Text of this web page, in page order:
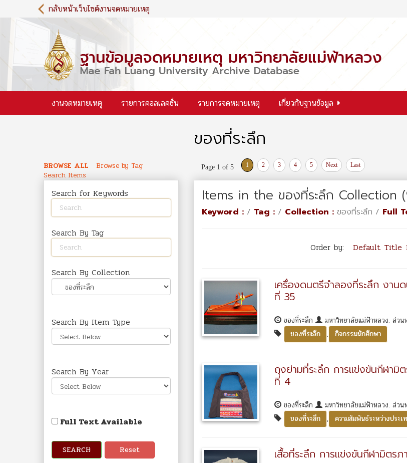
i
c
กลับหน้าเว็บไซต์งานจดหมายเหตุ
งานจดหมายเหตุ รายการคอลเลคชั่น รายการจดหมายเหตุ เกี่ยวกับฐานข้อมูล
ของที่ระลึก
BROWSE ALL
Browse by Tag
Search Items
Page 1 of 5 1 2 3 4 5 Next Last
Search for Keywords
Search By Tag
Search By Collection
Search By Item Type
Search By Year
Full Text Available
SEARCH Reset
Items in the ของที่ระลึก Collection
Keyword : / Tag : / Collection : ของที่ระลึก / Full
Order by: Default Title
เครื่องดนตรีจำลองที่ระลึก งา
ที่ 35
ของที่ระลึก มหาวิทยาลัยแม่ฟ้าหลวง. ส่ว
ของที่ระลึก
, กิจกรรมนักศึกษา
ถุงย่ามที่ระลึก การแข่งขันกีฬามิ
ที่ 4
ของที่ระลึก มหาวิทยาลัยแม่ฟ้าหลวง. ส่ว
ของที่ระลึก
, ความสัมพันธ์ระหว่างประเ
เสื้อที่ระลึก การแข่งขันกีฬามิตร